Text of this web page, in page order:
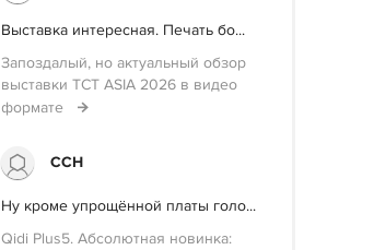
Выставка интересная. Печать бо...
Запоздалый, но актуальный обзор
выставки TCT ASIA 2026 в видео
формате
ССН
Ну кроме упрощённой платы голо...
Qidi Plus5. Абсолютная новинка: